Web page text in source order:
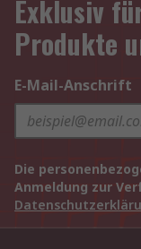
Exklusiv
Produkte
E-Mail-Anschrift
Die
Anmeldung zur